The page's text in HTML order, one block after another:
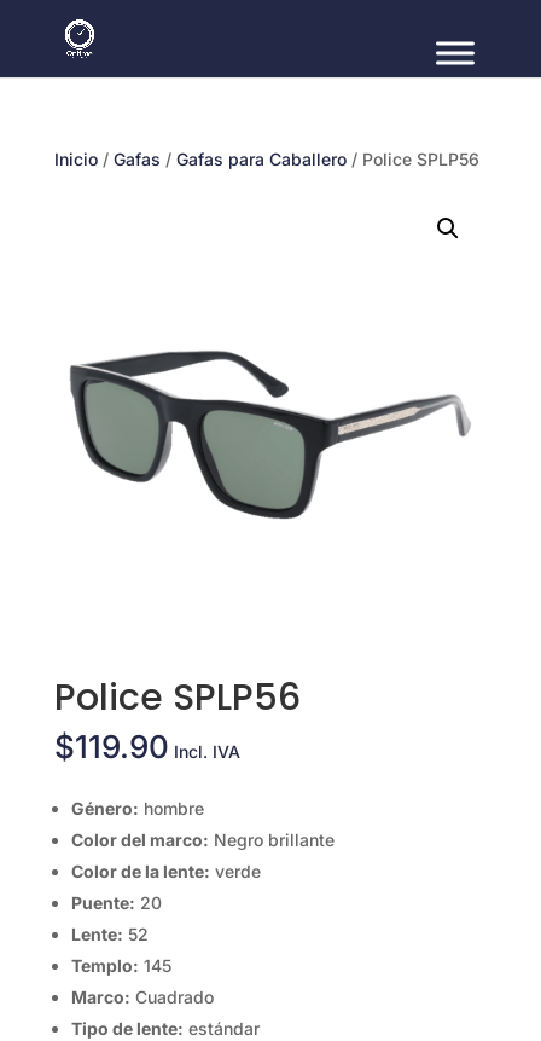
Inicio/ Gafas / Gafas para Caballero/ Police SPLP56
Police SPLP56
$119.90 Incl. IVA
Género: hombre
Color del marco: Negro brillante
Color de la lente: verde
Puente: 20
Lente: 52
Templo: 145
Marco: Cuadrado
Tipo de lente: estándar